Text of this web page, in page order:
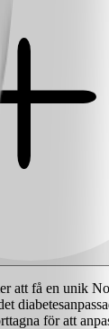
att få en unik
för att